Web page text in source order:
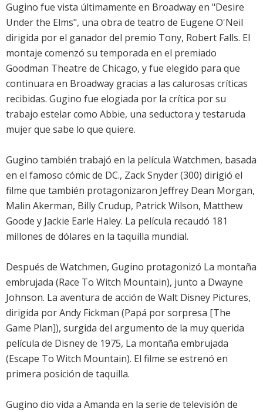
Gugino fue vista últimamente en Broadway en "Desire
Under the Elms", una obra de teatro de Eugene O'Neil
dirigida por el ganador del premio Tony, Robert Falls. El
montaje comenzó su temporada en el premiado
Goodman Theatre de Chicago, y fue elegido para que
continuara en Broadway gracias a las calurosas críticas
recibidas. Gugino fue elogiada por la crítica por su
trabajo estelar como Abbie, una seductora y testaruda
mujer que sabe lo que quiere.
Gugino también trabajó en la película Watchmen, basada
en el famoso cómic de DC., Zack Snyder (300) dirigió el
filme que también protagonizaron Jeffrey Dean Morgan,
Malin Akerman, Billy Crudup, Patrick Wilson, Matthew
Goode y Jackie Earle Haley. La película recaudó 181
millones de dólares en la taquilla mundial.
Después de Watchmen, Gugino protagonizó La montaña
embrujada (Race To Witch Mountain), junto a Dwayne
Johnson. La aventura de acción de Walt Disney Pictures,
dirigida por Andy Fickman (Papá por sorpresa [The
Game Plan]), surgida del argumento de la muy querida
película de Disney de 1975, La montaña embrujada
(Escape To Witch Mountain). El filme se estrenó en
primera posición de taquilla.
Gugino dio vida a Amanda en la serie de televisión de